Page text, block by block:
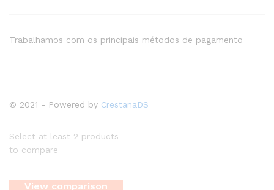
© 2021 - Powered by CrestanaDS
Trabalhamos com os principais métodos de pagamento
Select at least 2 products
to compare
View comparison